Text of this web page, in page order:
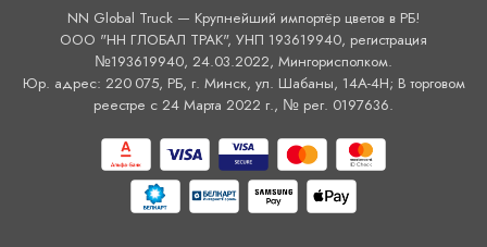
NN Global Truck — Крупнейший импортёр цветов в РБ!
ООО "НН ГЛОБАЛ ТРАК", УНП 193619940, регистрация
№193619940, 24.03.2022, Мингорисполком.
Юр. адрес: 220 075, РБ, г. Минск, ул. Шабаны, 14А-4H; В торговом
реестре с 24 Марта 2022 г., № рег. 0197636.